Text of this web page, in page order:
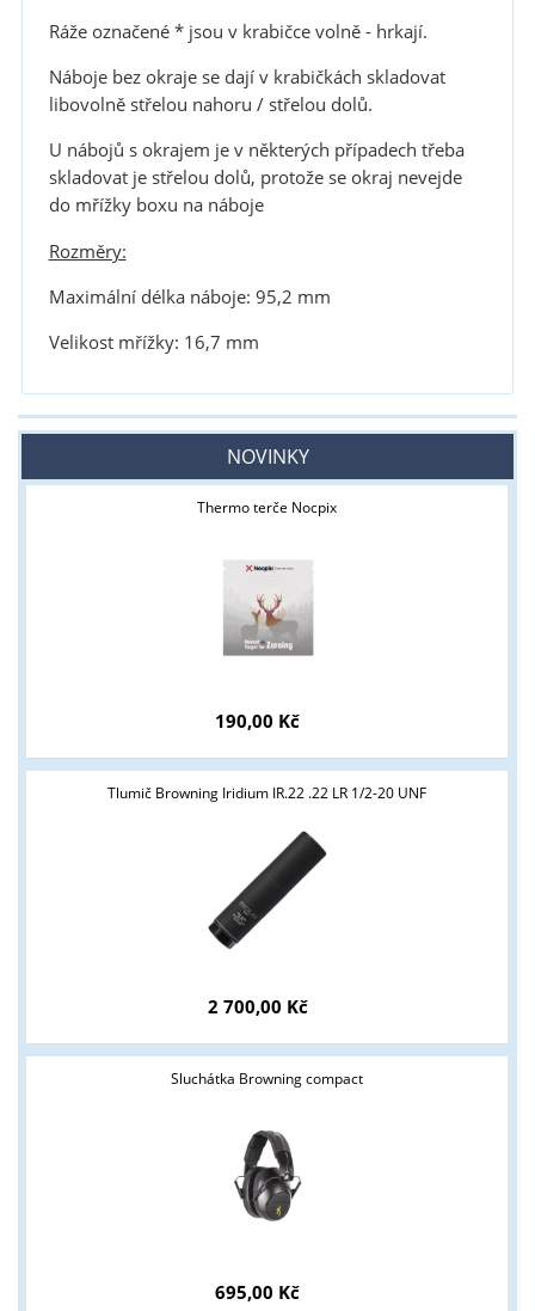
Ráže označené * jsou v krabičce volně - hrkají.
Náboje bez okraje se dají v krabičkách skladovat
libovolně střelou nahoru / střelou dolů.
U nábojů s okrajem je v některých případech třeba
skladovat je střelou dolů, protože se okraj nevejde
do mřížky boxu na náboje
Rozměry:
Maximální délka náboje: 95,2 mm
Velikost mřížky: 16,7 mm
NOVINKY
Thermo terče Nocpix
190,00 Kč
Tlumič Browning Iridium IR.22 .22 LR 1/2-20 UNF
2 700,00 Kč
Sluchátka Browning compact
695,00 Kč
Tyto stránky jsou určeny pouze odborné veřejnosti od 18 let a
podnikatelům v oblasti zbraně a střelivo. Splňujete tyto
podmínky?